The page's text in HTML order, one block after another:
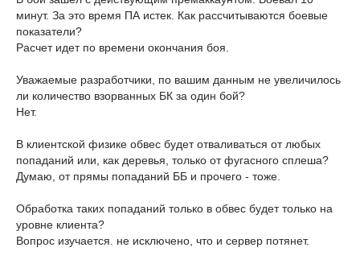
минут. За это время ПА истек. Как рассчитываются боевые
показатели?
Расчет идет по времени окончания боя.
Уважаемые разработчики, по вашим данным не увеличилось
ли количество взорванных БК за один бой?
Нет.
В клиентской физике обвес будет отваливаться от любых
попаданий или, как деревья, только от фугасного сплеша?
Думаю, от прямы попаданий ББ и прочего - тоже.
Обработка таких попаданий только в обвес будет только на
уровне клиента?
Вопрос изучается. не исключено, что и сервер потянет.